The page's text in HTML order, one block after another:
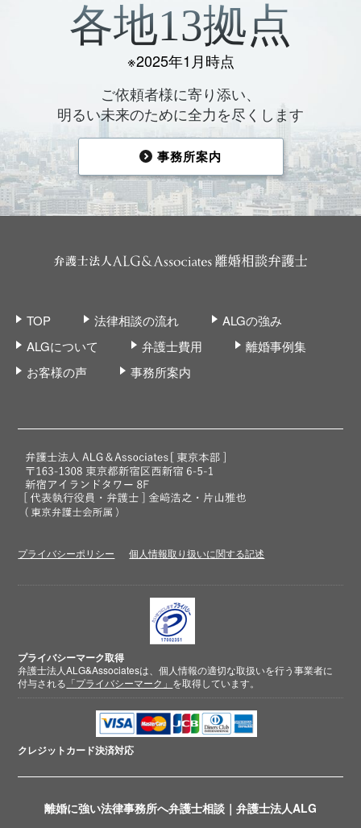
離婚に強い法律事務所へ弁護士相談｜弁護士法人ALG
各地13拠点
※2025年1月時点
ご依頼者様に寄り添い、
明るい未来のために全力を尽くします
事務所案内
TOP 法律相談の流れ
ALGの強み
ALGについて
弁護士費用
離婚事例集
お客様の声
事務所案内
プライバシーポリシー 個人情報取り扱いに関する記述
プライバシーマーク取得
弁護士法人ALG&Associatesは、個人情報の適切な取扱いを行う事業者に
付与される 「プライバシーマーク」 を取得しています。
クレジットカード決済対応